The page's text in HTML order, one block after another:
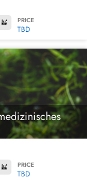
PRICE
TBD
PRICE
TBD